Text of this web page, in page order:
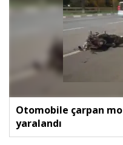
Otomobile çarpan
yaralandı